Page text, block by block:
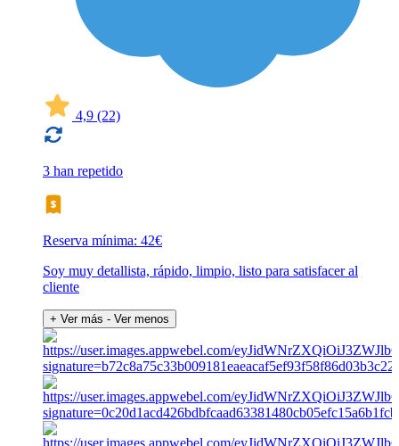
4,9 (22)
3 han repetido
Reserva mínima: 42€
Soy muy detallista, rápido, limpio, listo para satisfacer al
cliente
+ Ver más - Ver menos